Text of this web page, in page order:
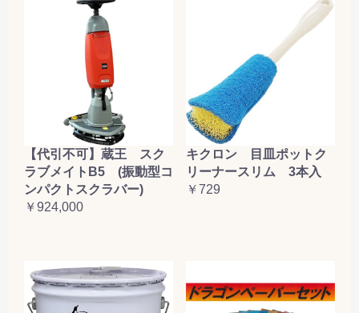
【代引不可】蔵王 スク
ラブメイトB5 (振動型コ
ンパクトスクラバー)
￥924,000
キクロン 目皿ポットク
リーナースリム 3本入
￥729